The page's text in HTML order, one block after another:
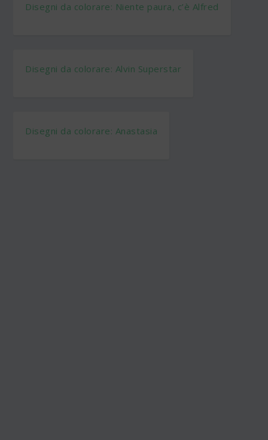
Disegni da colorare: Niente paura, c’è Alfred
Disegni da colorare: Alvin Superstar
Disegni da colorare: Anastasia